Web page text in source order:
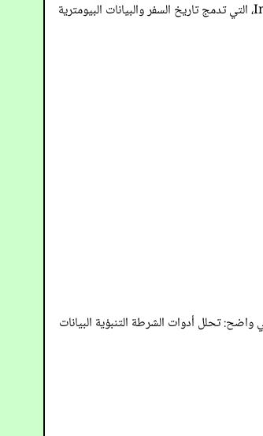
الخاص بهم يشبه الحالات المحددة سابقاً. يظهر اندماج مشابه في أدوات مثل ImmigrationOS، التي تدمج تاريخ السفر والبيانات البيومترية
واضح: تحلل أدوات الشرطة التنبؤية البيانات